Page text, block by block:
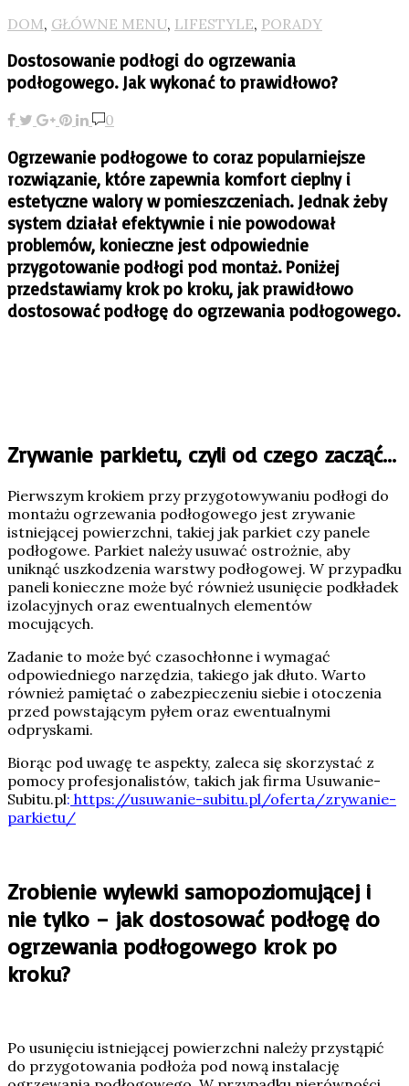
DOM, GŁÓWNE MENU, LIFESTYLE, PORADY
Dostosowanie podłogi do ogrzewania
podłogowego. Jak wykonać to prawidłowo?
0
Ogrzewanie podłogowe to coraz popularniejsze
rozwiązanie, które zapewnia komfort cieplny i
estetyczne walory w pomieszczeniach. Jednak żeby
system działał efektywnie i nie powodował
problemów, konieczne jest odpowiednie
przygotowanie podłogi pod montaż. Poniżej
przedstawiamy krok po kroku, jak prawidłowo
dostosować podłogę do ogrzewania podłogowego.
Zrywanie parkietu, czyli od czego zacząć…
Pierwszym krokiem przy przygotowywaniu podłogi do
montażu ogrzewania podłogowego jest zrywanie
istniejącej powierzchni, takiej jak parkiet czy panele
podłogowe. Parkiet należy usuwać ostrożnie, aby
uniknąć uszkodzenia warstwy podłogowej. W przypadku
paneli konieczne może być również usunięcie podkładek
izolacyjnych oraz ewentualnych elementów
mocujących.
Zadanie to może być czasochłonne i wymagać
odpowiedniego narzędzia, takiego jak dłuto. Warto
również pamiętać o zabezpieczeniu siebie i otoczenia
przed powstającym pyłem oraz ewentualnymi
odpryskami.
Biorąc pod uwagę te aspekty, zaleca się skorzystać z
pomocy profesjonalistów, takich jak firma Usuwanie-
Subitu.pl: https://usuwanie-subitu.pl/oferta/zrywanie-
parkietu/
Zrobienie wylewki samopoziomującej i
nie tylko – jak dostosować podłogę do
ogrzewania podłogowego krok po
kroku?
Po usunięciu istniejącej powierzchni należy przystąpić
do przygotowania podłoża pod nową instalację